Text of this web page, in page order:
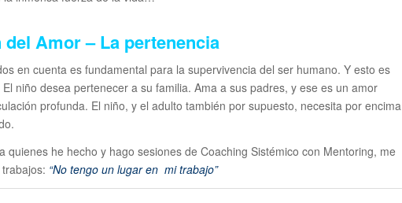
Amor – La pertenencia
en cuenta es fundamental para la supervivencia del ser humano. Y esto es
niño desea pertenecer a su familia. Ama a sus padres, y ese es un amor
profunda. El niño, y el adulto también por supuesto, necesita por encima
quienes he hecho y hago sesiones de Coaching Sistémico con Mentoring, me
“No tengo un lugar en mi trabajo”